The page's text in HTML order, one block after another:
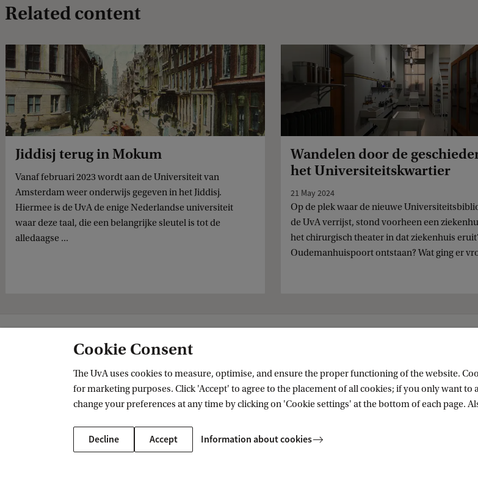
Related content
Jiddisj terug in Mokum
Vanaf februari 2023 wordt aan de Universiteit van
Amsterdam weer onderwijs gegeven in het Jiddisj.
Hiermee is de UvA de enige Nederlandse universiteit
waar deze taal, die een belangrijke sleutel is tot de
alledaagse ...
Wandelen door de
het Universiteitskwartier
21 May 2024
Op de plek waar de nieuwe
de UvA verrijst, stond voorheen een
het chirurgisch theater in dat ziekenhuis
Oudemanhuispoort ontstaan? Wat ging er
Amsterdam Centre for Urban History
Cookie Consent
The UvA uses cookies to measure, optimise, and ensure the proper functioning of the website.
for marketing purposes. Click 'Accept' to agree to the placement of all cookies; if you only want to
change your preferences at any time by clicking on 'Cookie settings' at the bottom of each page.
Decline Accept Information about cookies